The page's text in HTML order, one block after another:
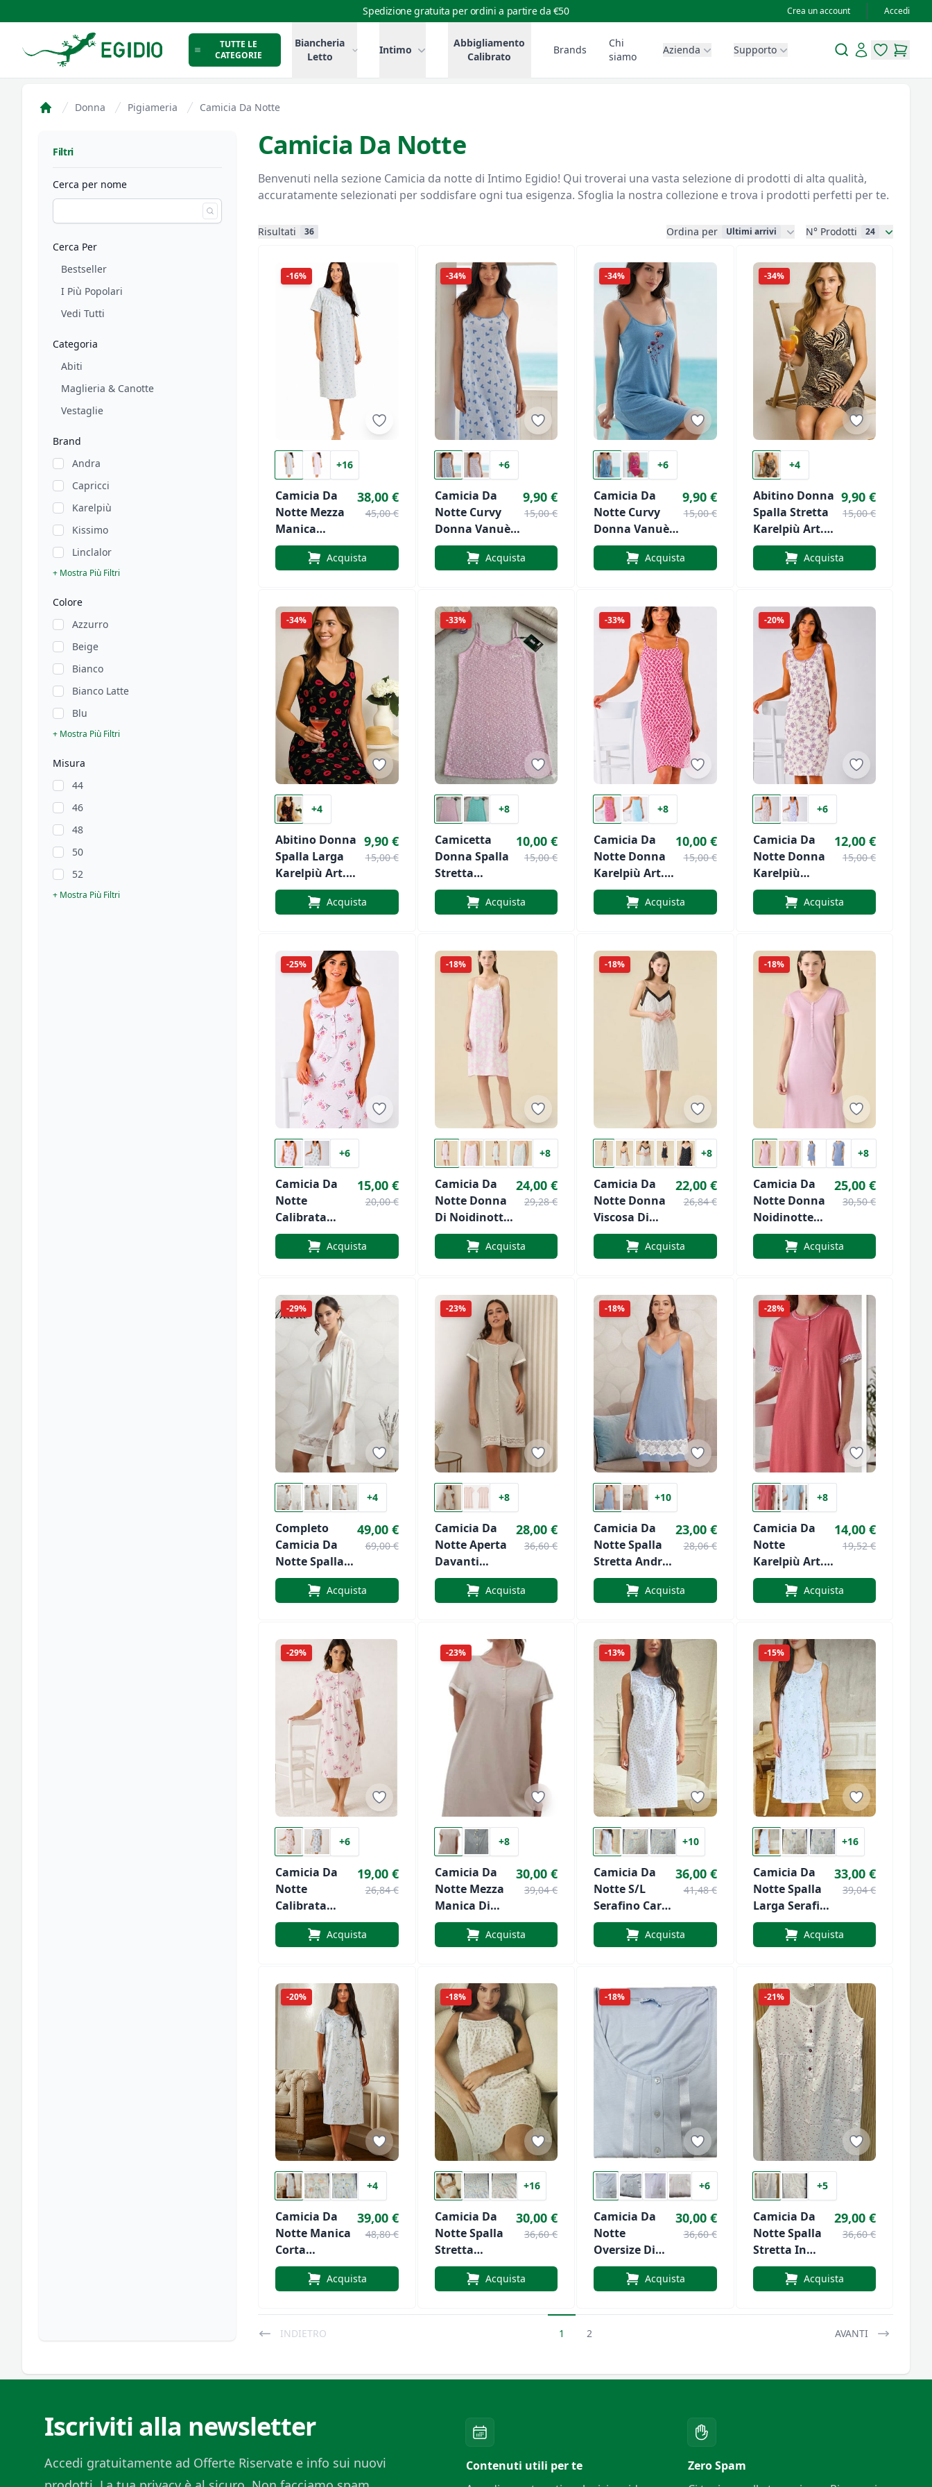
Spedizione gratuita per ordini a partire da €50 Crea un account Accedi
Intimo Egidio
TUTTE LE
CATEGORIE
Biancheria
Letto
Intimo
Abbigliamento
Calibrato
Brands
Chi
siamo
Azienda Supporto SearchAccount
items in
items
Donna Pigiameria Camicia Da Notte
Filtri
Cerca per nome
Cerca Per
Bestseller
I Più Popolari
Vedi Tutti
Categoria
Abiti
Maglieria & Canotte
Vestaglie
Brand
Andra
Capricci
Karelpiù
Kissimo
Linclalor
+ Mostra Più Filtri
Colore
Azzurro
Beige
Bianco
Bianco Latte
Blu
+ Mostra Più Filtri
Misura
44
46
48
50
52
+ Mostra Più Filtri
Camicia Da Notte
Benvenuti nella sezione Camicia da notte di Intimo Egidio! Qui troverai una vasta selezione di prodotti di alta qualità,
accuratamente selezionati per soddisfare ogni tua esigenza. Sfoglia la nostra collezione e trova i prodotti perfetti per te.
Risultati 36 Ordina per Ultimi arrivi N° Prodotti 24
-16%
+16
Camicia Da
Notte Mezza
Manica
Linclalor Art.
LS130864
38,00 €
45,00 €
Acquista
-34%
+6
Camicia Da
Notte Curvy
Donna Vanuè
Art. VS1138
9,90 €
15,00 €
Acquista
-34%
+6
Camicia Da
Notte Curvy
Donna Vanuè
Art. VS1195
9,90 €
15,00 €
Acquista
-34%
+4
Abitino Donna
Spalla Stretta
Karelpiù Art.
491
9,90 €
15,00 €
Acquista
-34%
+4
Abitino Donna
Spalla Larga
Karelpiù Art.
496
9,90 €
15,00 €
Acquista
-33%
+8
Camicetta
Donna Spalla
Stretta
Capricci Art.
CB/6329
10,00 €
15,00 €
Acquista
-33%
+8
Camicia Da
Notte Donna
Karelpiù Art.
SK334 Spalla
Stretta
10,00 €
15,00 €
Acquista
-20%
+6
Camicia Da
Notte Donna
Karelpiù
Art.SK302
Spalla Larga
12,00 €
15,00 €
Acquista
-25%
+6
Camicia Da
Notte
Calibrata
Donna
Karelpiù Art.
15,00 €
20,00 €
Acquista
-18%
+8
Camicia Da
Notte Donna
Di Noidinotte
Art. 3528
Abitina Casa
24,00 €
29,28 €
Acquista
-18%
+8
Camicia Da
Notte Donna
Viscosa Di
Noidinotte
Art. 3523
22,00 €
26,84 €
Acquista
-18%
+8
Camicia Da
Notte Donna
Noidinotte
Art. 3479
25,00 €
30,50 €
Acquista
-29%
+4
Completo
Camicia Da
Notte Spalla
Stretta +
Vestaglietta
49,00 €
69,00 €
Acquista
-23%
+8
Camicia Da
Notte Aperta
Davanti
Mezza Manica
Andra Art.
28,00 €
36,60 €
Acquista
-18%
+10
Camicia Da
Notte Spalla
Stretta Andra
Art. 9969
23,00 €
28,06 €
Acquista
-28%
+8
Camicia Da
Notte
Karelpiù Art.
SK0038
14,00 €
19,52 €
Acquista
-29%
+6
Camicia Da
Notte
Calibrata
Karelpiù Art.
SK0010
19,00 €
26,84 €
Acquista
-23%
+8
Camicia Da
Notte Mezza
Manica Di
Andra Art.
30,00 €
39,04 €
Acquista
-13%
+10
Camicia Da
Notte S/L
Serafino Carré
Linclalor Art.
LS130865
36,00 €
41,48 €
Acquista
-15%
+16
Camicia Da
Notte Spalla
Larga Serafino
Carré Linclalor
Art. LS175379
33,00 €
39,04 €
Acquista
-20%
+4
Camicia Da
Notte Manica
Corta
Conformat
Linclalor Art.
39,00 €
48,80 €
Acquista
-18%
+16
Camicia Da
Notte Spalla
Stretta
Linclalor Art.
LS130866
30,00 €
36,60 €
Acquista
-18%
+6
Camicia Da
Notte
Oversize Di
Ohana Art.
30,00 €
36,60 €
Acquista
-21%
+5
Camicia Da
Notte Spalla
Stretta In
Batista Di
Cotone Di
29,00 €
36,60 €
Acquista
INDIETRO 1 2 AVANTI
Iscriviti alla newsletter
Accedi gratuitamente ad Offerte Riservate e info sui nuovi
Contenuti utili per te
Zero Spam